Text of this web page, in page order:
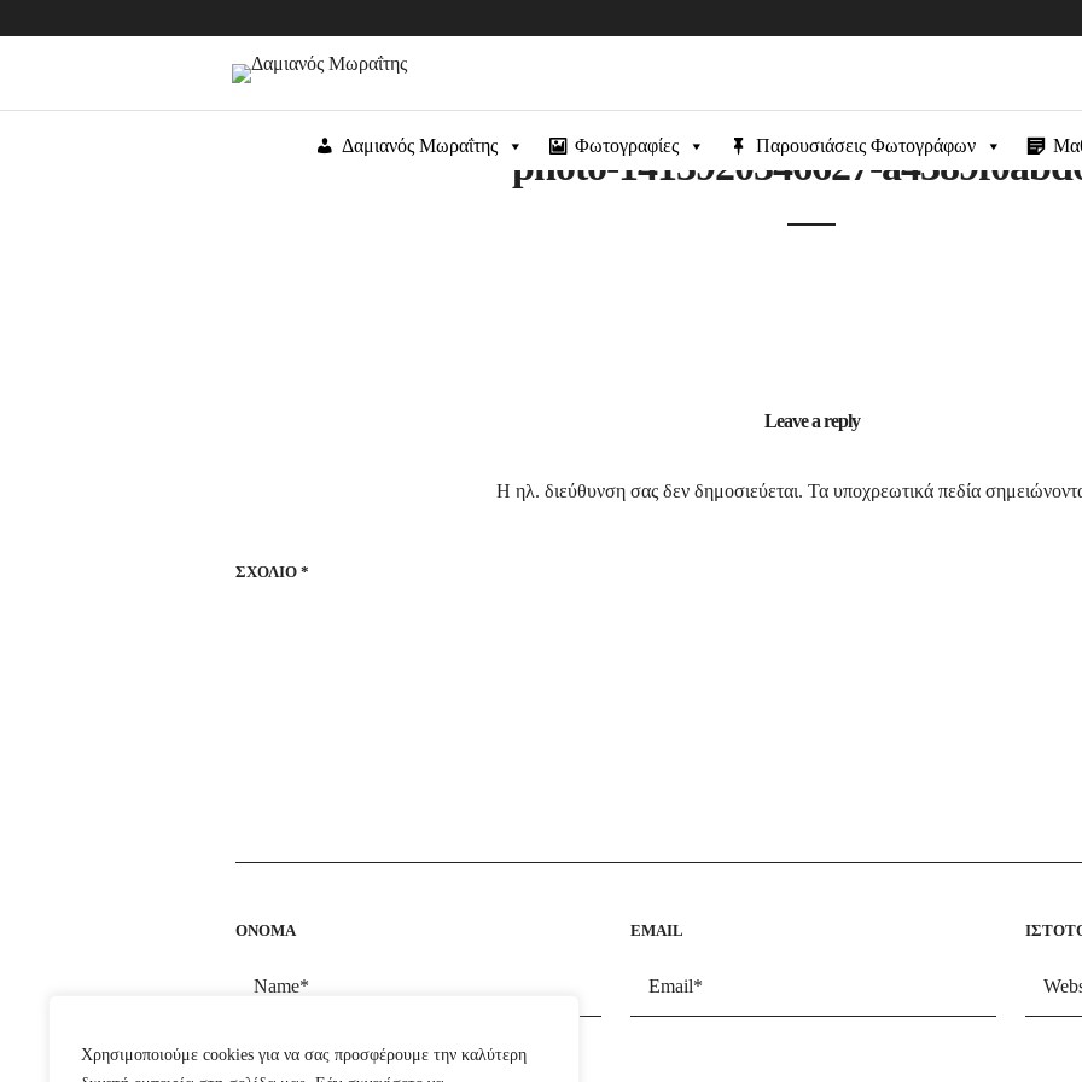
Χρησιμοποιούμε cookies για να σας προσφέρουμε την καλύτερη
Δαμιανός Μωραΐτης Φωτογραφίες Παρουσιάσεις Φωτογράφων
photo-1413920346627-
Leave a reply
Η ηλ. διεύθυνση σας δεν δημοσιεύεται. Τα υποχρεωτικά πεδία
ΣΧΌΛΙΟ *
ΌΝΟΜΑ EMAIL